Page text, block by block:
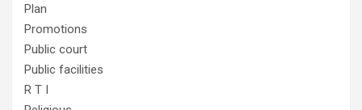
Plan
Promotions
Public court
Public facilities
R T I